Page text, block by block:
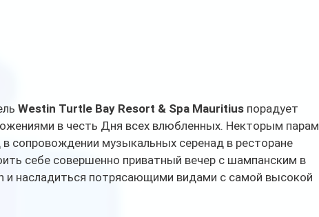
Westin Turtle Bay Resort & Spa Mauritius порадует
в честь Дня всех влюбленных. Некторым парам
сопровождении музыкальных серенад в ресторане
себе совершенно приватный вечер с шампанским в
и насладиться потрясающими видами с самой высокой